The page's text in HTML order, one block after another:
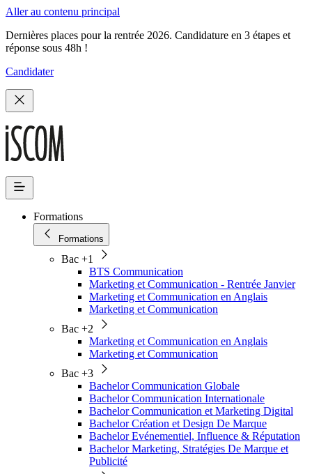
Aller au contenu principal
Dernières places pour la rentrée 2026. Candidature en 3 étapes et
réponse sous 48h !
Candidater
Formations
Formations
Bac +1
BTS Communication
Marketing et Communication - Rentrée Janvier
Marketing et Communication en Anglais
Marketing et Communication
Bac +2
Marketing et Communication en Anglais
Marketing et Communication
Bac +3
Bachelor Communication Globale
Bachelor Communication Internationale
Bachelor Communication et Marketing Digital
Bachelor Création et Design De Marque
Bachelor Evénementiel, Influence & Réputation
Bachelor Marketing, Stratégies De Marque et
Publicité